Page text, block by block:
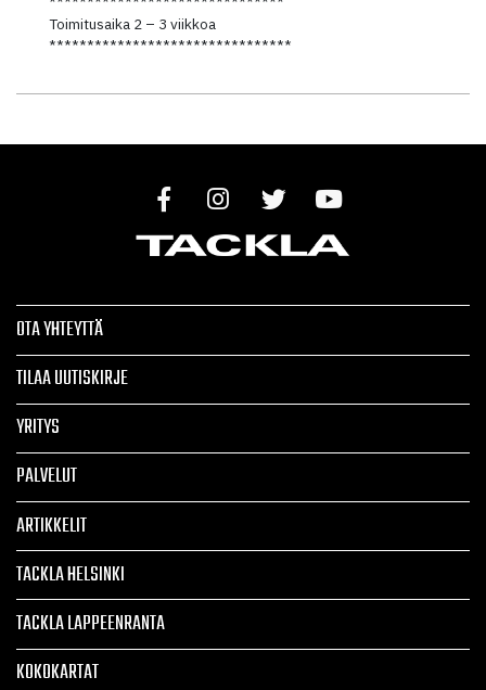
Toimitusaika 2 – 3 viikkoa
********************************
OTA YHTEYTTÄ
TILAA UUTISKIRJE
YRITYS
PALVELUT
ARTIKKELIT
TACKLA HELSINKI
TACKLA LAPPEENRANTA
KOKOKARTAT